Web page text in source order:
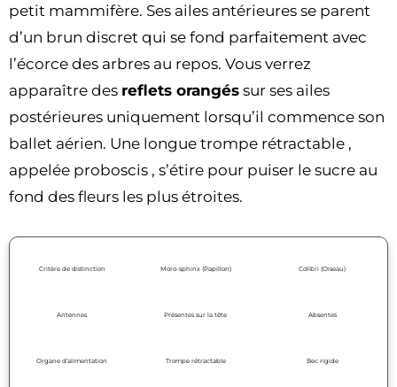
petit mammifère. Ses ailes antérieures se parent
d’un brun discret qui se fond parfaitement avec
l’écorce des arbres au repos. Vous verrez
apparaître des reflets orangés sur ses ailes
postérieures uniquement lorsqu’il commence son
ballet aérien. Une longue trompe rétractable ,
appelée proboscis , s’étire pour puiser le sucre au
fond des fleurs les plus étroites.
Critère de distinction Moro-sphinx (Papillon) Colibri (Oiseau)
Antennes Présentes sur la tête Absentes
Organe d’alimentation Trompe rétractable Bec rigide